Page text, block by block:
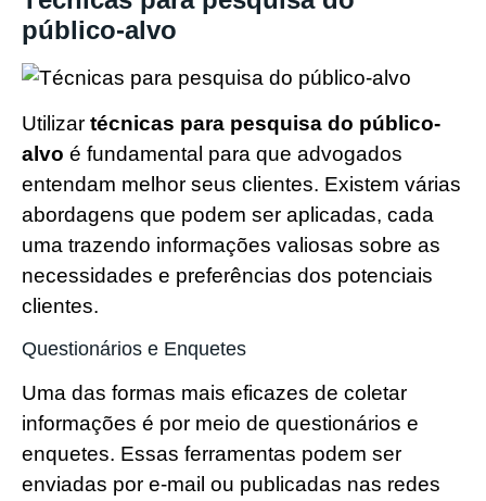
público-alvo
Utilizar técnicas para pesquisa do público-
alvo é fundamental para que advogados
entendam melhor seus clientes. Existem várias
abordagens que podem ser aplicadas, cada
uma trazendo informações valiosas sobre as
necessidades e preferências dos potenciais
clientes.
Questionários e Enquetes
Uma das formas mais eficazes de coletar
informações é por meio de questionários e
enquetes. Essas ferramentas podem ser
enviadas por e-mail ou publicadas nas redes